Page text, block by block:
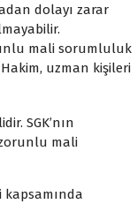
dolayı zarar
mali sorumluluk
uzman kişileri
SGK’nın
mali
kapsamında